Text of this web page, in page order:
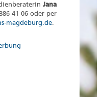
Jana
41 06 oder per
magdeburg.de.